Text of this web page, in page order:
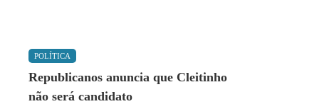
POLÍTICA
Republicanos anuncia que Cleitinho
não será candidato